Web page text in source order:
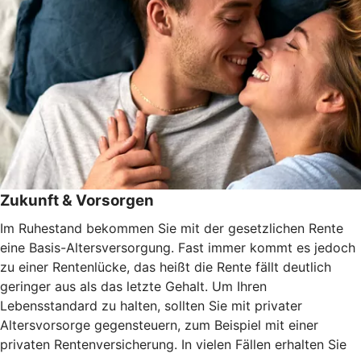
Zukunft & Vorsorgen
Im Ruhestand bekommen Sie mit der gesetzlichen Rente
eine Basis-Altersversorgung. Fast immer kommt es jedoch
zu einer Rentenlücke, das heißt die Rente fällt deutlich
geringer aus als das letzte Gehalt. Um Ihren
Lebensstandard zu halten, sollten Sie mit privater
Altersvorsorge gegensteuern, zum Beispiel mit einer
privaten Rentenversicherung. In vielen Fällen erhalten Sie